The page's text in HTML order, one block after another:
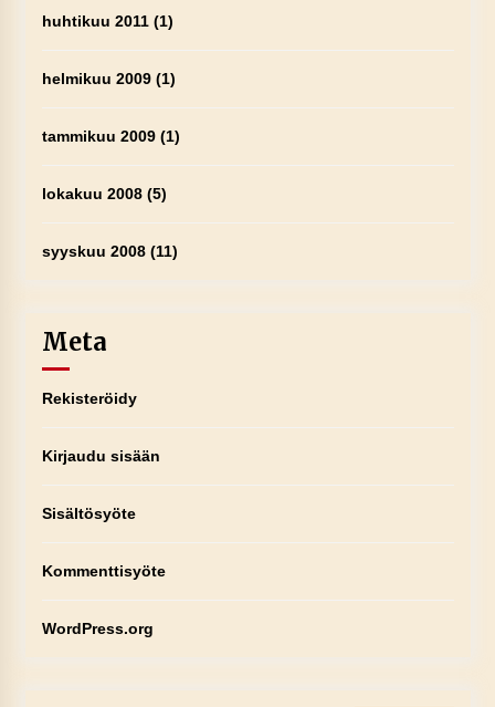
huhtikuu 2011(1)
helmikuu 2009(1)
tammikuu 2009(1)
lokakuu 2008(5)
syyskuu 2008(11)
Meta
Rekisteröidy
Kirjaudu sisään
Sisältösyöte
Kommenttisyöte
WordPress.org